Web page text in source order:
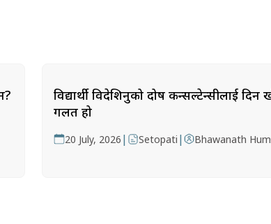
विद्यार्थी विदेशिनुको दोष कन्सल्टेन्सीलाई दिन
गलत हो
20 July, 2026 | Setopati | Bhawanath